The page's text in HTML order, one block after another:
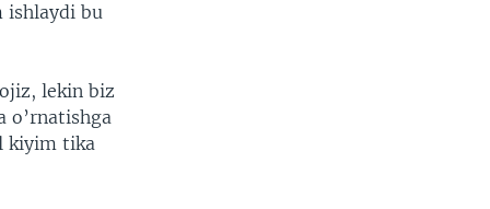
ishlaydi bu
lekin biz
o’rnatishga
kiyim tika